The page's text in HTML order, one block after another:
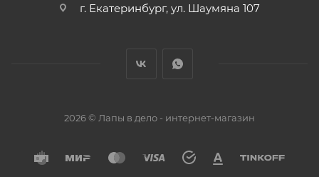
г. Екатеринбург, ул. Шаумяна 107
2026 © Лапы в дело - интернет-магазин